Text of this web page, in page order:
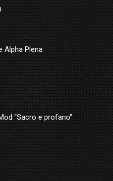
Alpha Plena
"Sacro e profano"